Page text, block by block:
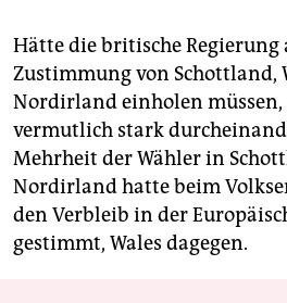
Hätte die britische Regierung
Zustimmung von Schottland,
Nordirland einholen
vermutlich stark
Mehrheit der Wähler in
Nordirland hatte beim
den Verbleib in der
gestimmt, Wales dagegen.